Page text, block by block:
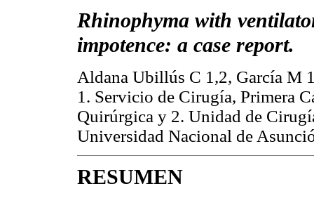
Rhinophyma with
impotence: a case report.
Aldana Ubillús C 1,2, García M
1. Servicio de Cirugía, Primera
Quirúrgica y 2. Unidad de
Universidad Nacional de
RESUMEN